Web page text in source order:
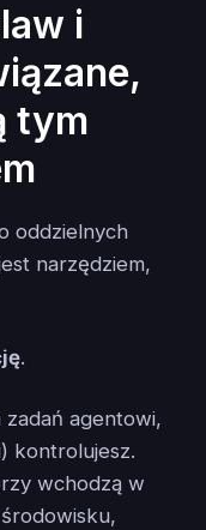
i
tym
oddzielnych
narzędziem,
.
agentowi,
kontrolujesz.
wchodzą w